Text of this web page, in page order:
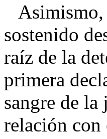
Asimismo,
sostenido
raíz de la
primera
sangre de
relación con